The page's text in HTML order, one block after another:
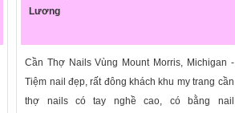
Lương
Cần Thợ Nails Vùng Mount Morris, Michigan -
Tiệm nail đẹp, rất đông khách khu my trang cần
thợ nails có tay nghề cao, có bằng nail